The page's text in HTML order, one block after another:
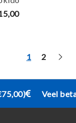
1 2
Veel